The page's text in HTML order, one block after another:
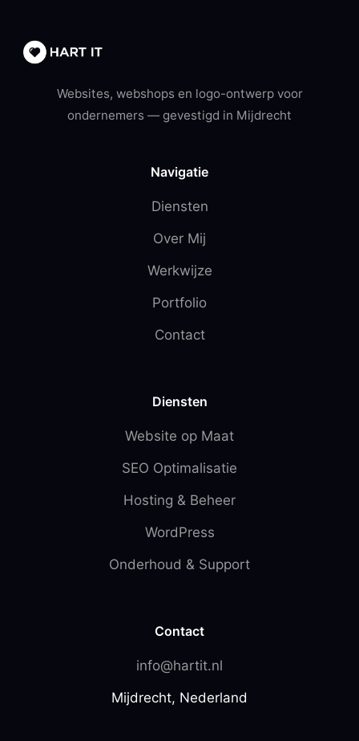
Websites, webshops en logo-ontwerp voor
ondernemers — gevestigd in Mijdrecht
Navigatie
Diensten
Over Mij
Werkwijze
Portfolio
Contact
Diensten
Website op Maat
SEO Optimalisatie
Hosting & Beheer
WordPress
Onderhoud & Support
Contact
info@hartit.nl
Mijdrecht, Nederland